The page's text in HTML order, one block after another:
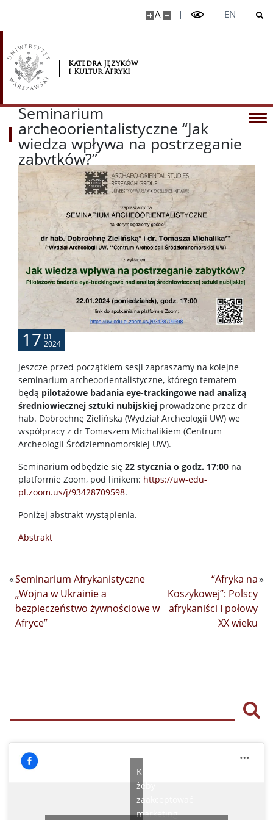
A EN
Katedra Języków
i Kultur Afryki
Seminarium
archeoorientalistyczne “Jak
wiedza wpływa na postrzeganie
zabytków?”
17 01
2024
Jeszcze przed początkiem sesji zapraszamy na kolejne
seminarium archeoorientalistyczne, którego tematem
będą pilotażowe badania eye-trackingowe nad analizą
średniowiecznej sztuki nubĳskiej prowadzone przez dr
hab. Dobrochnę Zielińską (Wydział Archeologii UW) we
współpracy z dr Tomaszem Michalikiem (Centrum
Archeologii Śródziemnomorskiej UW).
Seminarium odbędzie się 22 stycznia o godz. 17:00 na
platformie Zoom, pod linikem: https://uw-edu-
pl.zoom.us/j/93428709598.
Poniżej abstrakt wystąpienia.
Abstrakt
«Seminarium Afrykanistyczne
„Wojna w Ukrainie a
bezpieczeństwo żywnościowe w
Afryce”
“Afryka na
Koszykowej”: Polscy
afrykaniści I połowy
XX wieku
»
Kliknij,
żeby
zaakceptować
marketing